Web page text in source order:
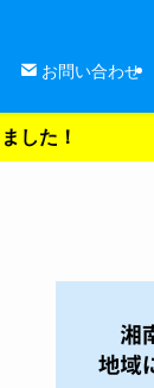
お問い合わせ
した！